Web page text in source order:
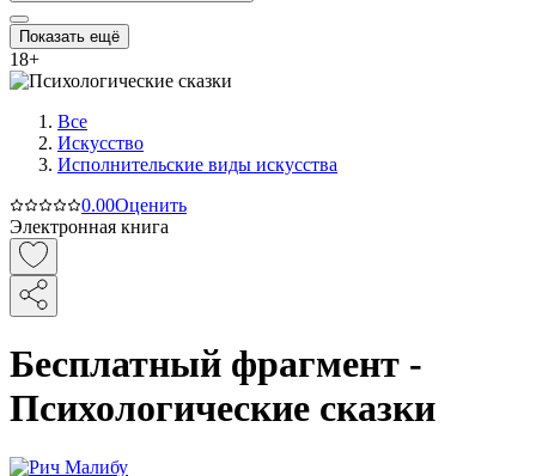
Показать ещё
18+
Все
Искусство
Исполнительские виды искусства
0.00Оценить
Электронная книга
Бесплатный фрагмент -
Психологические сказки